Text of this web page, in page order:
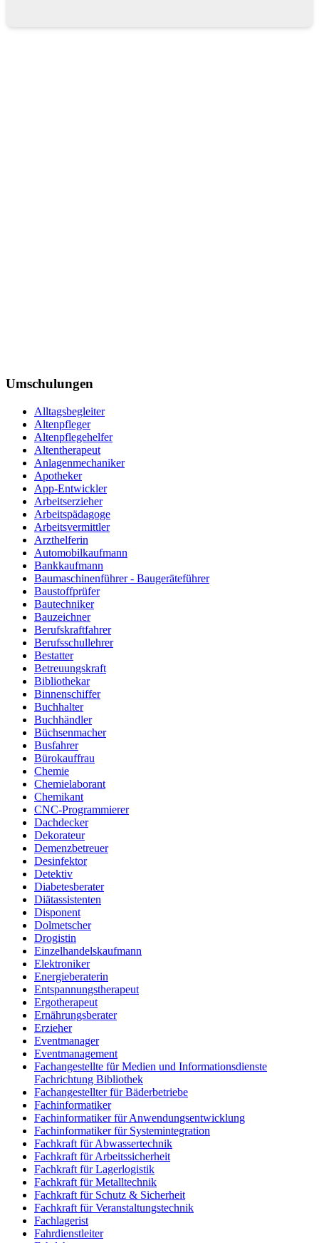
Umschulungen
Alltagsbegleiter
Altenpfleger
Altenpflegehelfer
Altentherapeut
Anlagenmechaniker
Apotheker
App-Entwickler
Arbeitserzieher
Arbeitspädagoge
Arbeitsvermittler
Arzthelferin
Automobilkaufmann
Bankkaufmann
Baumaschinenführer - Baugeräteführer
Baustoffprüfer
Bautechniker
Bauzeichner
Berufskraftfahrer
Berufsschullehrer
Bestatter
Betreuungskraft
Bibliothekar
Binnenschiffer
Buchhalter
Buchhändler
Büchsenmacher
Busfahrer
Bürokauffrau
Chemie
Chemielaborant
Chemikant
CNC-Programmierer
Dachdecker
Dekorateur
Demenzbetreuer
Desinfektor
Detektiv
Diabetesberater
Diätassistenten
Disponent
Dolmetscher
Drogistin
Einzelhandelskaufmann
Elektroniker
Energieberaterin
Entspannungstherapeut
Ergotherapeut
Ernährungsberater
Erzieher
Eventmanager
Eventmanagement
Fachangestellte für Medien und Informationsdienste
Fachrichtung Bibliothek
Fachangestellter für Bäderbetriebe
Fachinformatiker
Fachinformatiker für Anwendungsentwicklung
Fachinformatiker für Systemintegration
Fachkraft für Abwassertechnik
Fachkraft für Arbeitssicherheit
Fachkraft für Lagerlogistik
Fachkraft für Metalltechnik
Fachkraft für Schutz & Sicherheit
Fachkraft für Veranstaltungstechnik
Fachlagerist
Fahrdienstleiter